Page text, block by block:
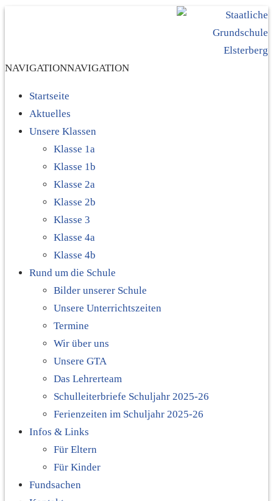
NAVIGATIONNAVIGATION
Startseite
Aktuelles
Unsere Klassen
Klasse 1a
Klasse 1b
Klasse 2a
Klasse 2b
Klasse 3
Klasse 4a
Klasse 4b
Rund um die Schule
Bilder unserer Schule
Unsere Unterrichtszeiten
Termine
Wir über uns
Unsere GTA
Das Lehrerteam
Schulleiterbriefe Schuljahr 2025-26
Ferienzeiten im Schuljahr 2025-26
Infos & Links
Für Eltern
Für Kinder
Fundsachen